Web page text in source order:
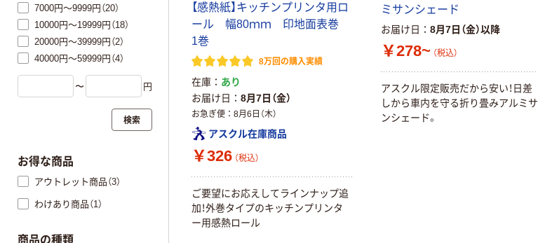
【感熱紙】キッチンプリンタ用ロ
ール 幅80ｍｍ 印地面表巻
1巻
8万回の購入実績
在庫
あり
お届け日
8月7日（金）
お急ぎ便 8月6日（木）
アスクル在庫商品
￥326 （税込）
ご要望にお応えしてラインナップ追
加！外巻タイプのキッチンプリンタ
ー用感熱ロール
ミサンシェード
お届け日 8月7日（金）以降
￥278~ （税込）
アスクル限定販売だから安い！日差
しから車内を守る折り畳みアルミサ
ンシェード。
7000円～9999円（20）
10000円～19999円（18）
20000円～39999円（2）
40000円～59999円（4）
〜 円
検索
お得な商品
アウトレット商品（3）
わけあり商品（1）
商品の種類